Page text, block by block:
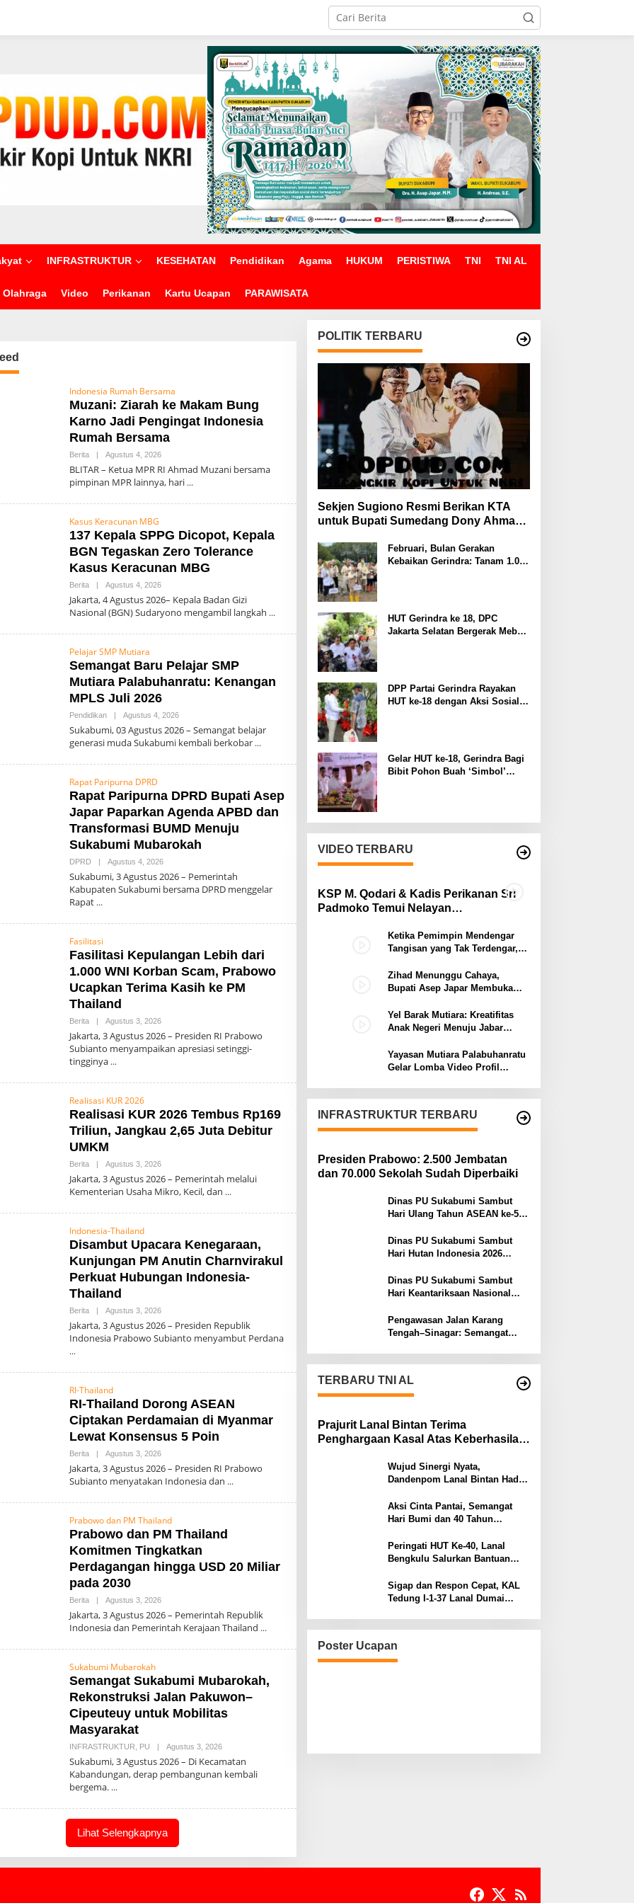
INFRASTRUKTUR KESEHATAN Pendidikan Agama HUKUM PERISTIWA TNI TNI AL
Olahraga Video Perikanan Kartu Ucapan PARAWISATA
Indonesia Rumah Bersama
Muzani: Ziarah ke Makam Bung
Karno Jadi Pengingat Indonesia
Rumah Bersama
Berita | Agustus 4, 2026O
E
H
0
BLITAR – Ketua MPR RI Ahmad Muzani bersama
pimpinan MPR lainnya, hari
Kasus Keracunan MBG
137 Kepala SPPG Dicopot, Kepala
BGN Tegaskan Zero Tolerance
Kasus Keracunan MBG
Berita | Agustus 4, 2026O
E
H
0
Jakarta, 4 Agustus 2026– Kepala Badan Gizi
Nasional (BGN) Sudaryono mengambil langkah
Pelajar SMP Mutiara
Semangat Baru Pelajar SMP
Mutiara Palabuhanratu: Kenangan
MPLS Juli 2026
Pendidikan | Agustus 4, 2026O
E
H
0
Sukabumi, 03 Agustus 2026 – Semangat belajar
generasi muda Sukabumi kembali berkobar
Rapat Paripurna DPRD
Rapat Paripurna DPRD Bupati Asep
Japar Paparkan Agenda APBD dan
Transformasi BUMD Menuju
Sukabumi Mubarokah
DPRD | Agustus 4, 2026O
E
H
Sukabumi, 3 Agustus 2026 – Pemerintah
Kabupaten Sukabumi bersama DPRD menggelar
Rapat
Fasilitasi
Fasilitasi Kepulangan Lebih dari
1.000 WNI Korban Scam, Prabowo
Ucapkan Terima Kasih ke PM
Thailand
Berita | Agustus 3, 2026O
E
H
Jakarta, 3 Agustus 2026 – Presiden RI Prabowo
Subianto menyampaikan apresiasi setinggi-
tingginya
Realisasi KUR 2026
Realisasi KUR 2026 Tembus Rp169
Triliun, Jangkau 2,65 Juta Debitur
UMKM
Berita | Agustus 3, 2026O
E
H
0
Jakarta, 3 Agustus 2026 – Pemerintah melalui
Kementerian Usaha Mikro, Kecil, dan
Indonesia-Thailand
Disambut Upacara Kenegaraan,
Kunjungan PM Anutin Charnvirakul
Perkuat Hubungan Indonesia-
Thailand
Berita | Agustus 3, 2026O
E
H
Jakarta, 3 Agustus 2026 – Presiden Republik
Indonesia Prabowo Subianto menyambut Perdana
RI-Thailand
RI-Thailand Dorong ASEAN
Ciptakan Perdamaian di Myanmar
Lewat Konsensus 5 Poin
Berita | Agustus 3, 2026O
E
H
0
Jakarta, 3 Agustus 2026 – Presiden RI Prabowo
Subianto menyatakan Indonesia dan
Prabowo dan PM Thailand
Prabowo dan PM Thailand
Komitmen Tingkatkan
Perdagangan hingga USD 20 Miliar
pada 2030
Berita | Agustus 3, 2026O
E
H
0
Jakarta, 3 Agustus 2026 – Pemerintah Republik
Indonesia dan Pemerintah Kerajaan Thailand
Sukabumi Mubarokah
Semangat Sukabumi Mubarokah,
Rekonstruksi Jalan Pakuwon–
Cipeuteuy untuk Mobilitas
Masyarakat
INFRASTRUKTUR PU | Agustus 3, 2026O
E
H
Sukabumi, 3 Agustus 2026 – Di Kecamatan
Kabandungan, derap pembangunan kembali
bergema.
Lihat Selengkapnya
POLITIK TERBARU
Sekjen Sugiono Resmi Berikan KTA
untuk Bupati Sumedang Dony Ahmad
Februari, Bulan Gerakan
Kebaikan Gerindra: Tanam 1.000
HUT Gerindra ke 18, DPC
Jakarta Selatan Bergerak Meberi
DPP Partai Gerindra Rayakan
HUT ke-18 dengan Aksi Sosial
Gelar HUT ke-18, Gerindra Bagi
Bibit Pohon Buah ‘Simbol’
VIDEO TERBARU
KSP M. Qodari & Kadis Perikanan Sri
Padmoko Temui Nelayan
Ketika Pemimpin Mendengar
Tangisan yang Tak Terdengar,
dengan Mubarokah
Zihad Menunggu Cahaya,
Bupati Asep Japar Membuka
Yel Barak Mutiara: Kreatifitas
Anak Negeri Menuju Jabar
Mubarokah
Yayasan Mutiara Palabuhanratu
Gelar Lomba Video Profil
INFRASTRUKTUR TERBARU
Presiden Prabowo: 2.500 Jembatan
dan 70.000 Sekolah Sudah Diperbaiki
Dinas PU Sukabumi Sambut
Hari Ulang Tahun ASEAN ke-59:
Pembangunan Berkelanjutan
Dinas PU Sukabumi Sambut
Hari Hutan Indonesia 2026
Masa Depan
Dinas PU Sukabumi Sambut
Hari Keantariksaan Nasional
Bangun Negeri Menuju Masa
Depan
Pengawasan Jalan Karang
Tengah–Sinagar: Semangat
TERBARU TNI AL
Prajurit Lanal Bintan Terima
Penghargaan Kasal Atas Keberhasilan
Wujud Sinergi Nyata,
Dandenpom Lanal Bintan Hadiri
Tanjungpinang
Aksi Cinta Pantai, Semangat
Hari Bumi dan 40 Tahun
Peringati HUT Ke-40, Lanal
Bengkulu Salurkan Bantuan
Sigap dan Respon Cepat, KAL
Tedung I-1-37 Lanal Dumai
Poster Ucapan